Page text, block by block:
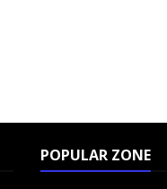
POPULAR ZONE